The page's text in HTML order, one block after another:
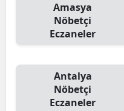
Amasya
Nöbetçi
Eczaneler
Antalya
Nöbetçi
Eczaneler